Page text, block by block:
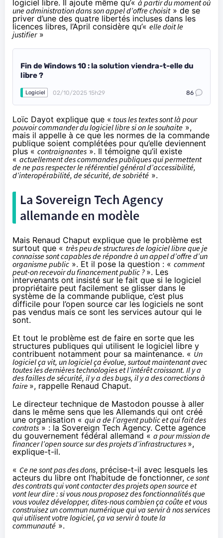
logiciel libre. Il ajoute même qu’« à partir du moment où
une administration dans son appel d’offre choisit» de se
priver d’une des quatre libertés incluses dans les
licences libres, l’April considère qu’« elle doit le
justifier»
Fin de Windows 10 : la solution viendra-t-elle du
libre ?
Logiciel 02/10/2025 15h29 86
Loïc Dayot explique que « tous les textes sont là pour
pouvoir commander du logiciel libre si on le souhaite »,
mais il appelle à ce que les normes de la commande
publique soient complétées pour qu’elle deviennent
plus « contraignantes ». Il témoigne qu’il existe
« actuellement des commandes publiques qui permettent
de ne pas respecter le référentiel général d’accessibilité,
d’interopérabilité, de sécurité, de sobriété ».
La Sovereign Tech Agency
allemande en modèle
Mais Renaud Chaput explique que le problème est
surtout que « très peu de structures de logiciel libre que je
connaisse sont capables de répondre à un appel d’offre d’un
organisme public ». Et il pose la question : « comment
peut-on recevoir du financement public ? ». Les
intervenants ont insisté sur le fait que si le logiciel
propriétaire peut facilement se glisser dans le
système de la commande publique, c’est plus
difficile pour l’open source car les logiciels ne sont
pas vendus mais ce sont les services autour qui le
sont.
Et tout le problème est de faire en sorte que les
structures publiques qui utilisent le logiciel libre y
contribuent notamment pour sa maintenance. « Un
logiciel ça vit, un logiciel ça évolue, surtout maintenant avec
toutes les dernières technologies et l’intérêt croissant. Il y a
des failles de sécurité, il y a des bugs, il y a des corrections à
faire », rappelle Renaud Chaput.
Le directeur technique de Mastodon pousse à aller
dans le même sens que les Allemands qui ont créé
une organisation « qui a de l’argent public et qui fait des
contrats» : la Sovereign Tech Agency. Cette agence
du gouvernement fédéral allemand « a pour mission de
financer l’open source sur des projets d’infrastructures »,
explique-t-il.
« Ce ne sont pas des dons, précise-t-il avec lesquels les
acteurs du libre ont l’habitude de fonctionner, ce sont
des contrats qui vont contacter des projets open source et
vont leur dire : si vous nous proposez des fonctionnalités que
vous voulez développer, dites-nous combien ça coûte et vous
construisez un commun numérique qui va servir à nos services
qui utilisent votre logiciel, ça va servir à toute la
communauté ».